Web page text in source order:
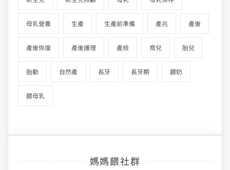
母乳營養 生產 生產前準備 產兆 產後
產後恢復 產後護理 產檢 育兒 胎兒
胎動 自然產 長牙 長牙期 餵奶
餵母乳
媽媽餵社群